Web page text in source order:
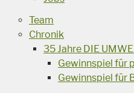
Team
Chronik
35 Jahre DIE
Gewinnspiel für
Gewinnspiel für